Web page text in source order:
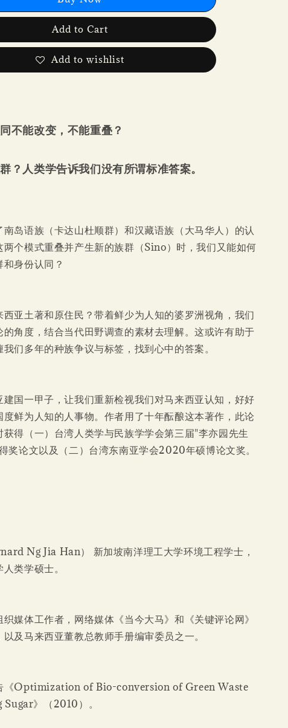
Add to Cart
Add to wishlist
不能改变，不能重叠？
？人类学告诉我们没有所谓标准答案。
南岛语族（卡达山杜顺群）和汉藏语族（大马华人）的认
两个模式重叠并产生新的族群（Sino）时，我们又能如何
身份认同？
西亚土著和原住民？带着鲜少为人知的婆罗洲视角，我们
的角度，结合当代田野调查的素材去理解。这或许有助于
们多年的种族争议与标签，找到心中的答案。
建国一甲子，让我们重新检视我们对马来西亚认知，好好
度鲜为人知的人事物。作者用了十年酝酿这本著作，此论
获得（一）台湾人类学与民族学学会第三届"李亦园先生
奖论文以及（二）台湾东南亚学会2020年硕博论文奖。
Ng Jia Han） 新加坡南洋理工大学环境工程学士，
类学硕士。
媒体工作者，网络媒体《当今大马》和《关键评论网》
及马来西亚董教总教师手册编审委员之一。
《Optimization of Bio-conversion of Green Waste
》（2010）。